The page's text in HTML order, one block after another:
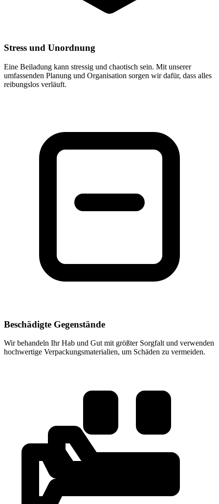
Stress und Unordnung
Eine Beiladung kann stressig und chaotisch sein. Mit unserer
umfassenden Planung und Organisation sorgen wir dafür, dass alles
reibungslos verläuft.
Beschädigte Gegenstände
Wir behandeln Ihr Hab und Gut mit größter Sorgfalt und verwenden
hochwertige Verpackungsmaterialien, um Schäden zu vermeiden.